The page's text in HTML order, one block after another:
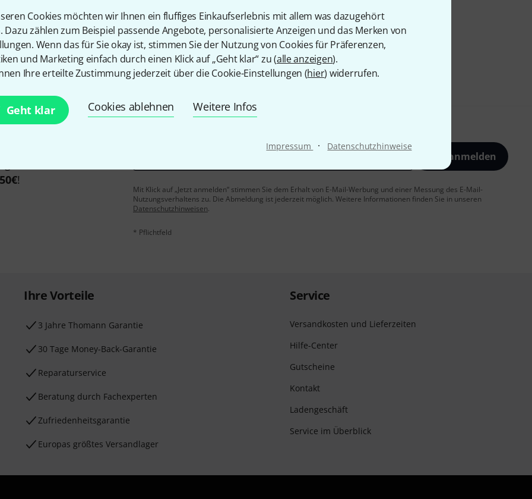
Cookies möchten wir Ihnen ein fluffiges Einkaufserlebnis mit allem was dazugehört
Dazu zählen zum Beispiel passende Angebote, personalisierte Anzeigen und das Merken von
Wenn das für Sie okay ist, stimmen Sie der Nutzung von Cookies für Präferenzen,
und Marketing einfach durch einen Klick auf „Geht klar“ zu (alle anzeigen).
Ihre erteilte Zustimmung jederzeit über die Cookie-Einstellungen (hier) widerrufen.
Geht klar Cookies ablehnen Weitere Infos
Impressum · Datenschutzhinweise
Gefällt Ihnen, was Sie sehen?
Teilen Hilfe & Feedback
mit etwas Glück
50€!
Jetzt anmelden
Mit Klick auf „Jetzt anmelden“ stimmen Sie dem Erhalt von E-Mail-Werbung und einer Messung des E-Mail-
Nutzungsverhaltens zu. Die Abmeldung ist jederzeit möglich. Weitere Informationen finden Sie in unseren
Datenschutzhinweisen.
* Pflichtfeld
Ihre Vorteile
3 Jahre Thomann Garantie
30 Tage Money-Back-Garantie
Reparaturservice
Beratung durch Fachexperten
Zufriedenheitsgarantie
Europas größtes Versandlager
Service
Versandkosten und Lieferzeiten
Hilfe-Center
Gutscheine
Kontakt
Ladengeschäft
Service im Überblick